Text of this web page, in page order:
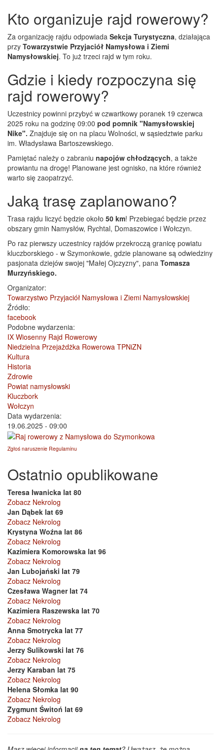
Kto organizuje rajd rowerowy?
Za organizację rajdu odpowiada Sekcja Turystyczna, działająca
przy Towarzystwie Przyjaciół Namysłowa i Ziemi
Namysłowskiej. To już trzeci rajd w tym roku.
Gdzie i kiedy rozpoczyna się
rajd rowerowy?
Uczestnicy powinni przybyć w czwartkowy poranek 19 czerwca
2025 roku na godzinę 09:00 pod pomnik "Namysłowskiej
Nike". Znajduje się on na placu Wolności, w sąsiedztwie parku
im. Władysława Bartoszewskiego.
Pamiętać należy o zabraniu napojów chłodzących, a także
prowiantu na drogę! Planowane jest ognisko, na które również
warto się zaopatrzyć.
Jaką trasę zaplanowano?
Trasa rajdu liczyć będzie około 50 km! Przebiegać będzie przez
obszary gmin Namysłów, Rychtal, Domaszowice i Wołczyn.
Po raz pierwszy uczestnicy rajdów przekroczą granicę powiatu
kluczborskiego - w Szymonkowie, gdzie planowane są odwiedziny
pasjonata dziejów swojej "Małej Ojczyzny", pana Tomasza
Murzyńskiego.
Organizator:
Towarzystwo Przyjaciół Namysłowa i Ziemi Namysłowskiej
Źródło:
facebook
Podobne wydarzenia:
IX Wiosenny Rajd Rowerowy
Niedzielna Przejażdżka Rowerowa TPNiZN
Kultura
Historia
Zdrowie
Powiat namysłowski
Kluczbork
Wołczyn
Data wydarzenia:
19.06.2025 - 09:00
Zgłoś naruszenie Regulaminu
Ostatnio opublikowane
Teresa Iwanicka lat 80
Zobacz Nekrolog
Jan Dąbek lat 69
Zobacz Nekrolog
Krystyna Woźna lat 86
Zobacz Nekrolog
Kazimiera Komorowska lat 96
Zobacz Nekrolog
Jan Lubojański lat 79
Zobacz Nekrolog
Czesława Wagner lat 74
Zobacz Nekrolog
Kazimiera Raszewska lat 70
Zobacz Nekrolog
Anna Smotrycka lat 77
Zobacz Nekrolog
Jerzy Sulikowski lat 76
Zobacz Nekrolog
Jerzy Karaban lat 75
Zobacz Nekrolog
Helena Słomka lat 90
Zobacz Nekrolog
Zygmunt Świtoń lat 69
Zobacz Nekrolog